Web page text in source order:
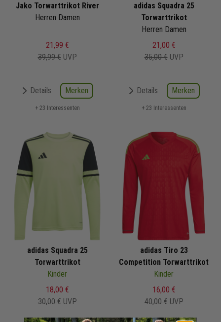
Jako Torwarttrikot River
Herren Damen
21,99 €
39,99 € UVP
Details Merken
+ 23 Interessenten
adidas Squadra 25
Torwarttrikot
Herren Damen
21,00 €
35,00 € UVP
Details Merken
+ 23 Interessenten
adidas Squadra 25
Torwarttrikot
Kinder
18,00 €
30,00 € UVP
adidas Tiro 23
Competition Torwarttrikot
Kinder
16,00 €
40,00 € UVP